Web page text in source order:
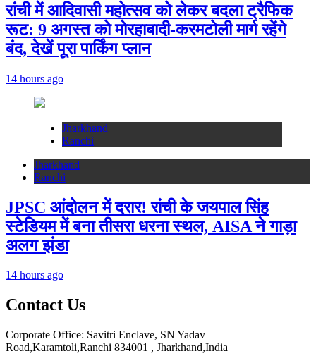
रांची में आदिवासी महोत्सव को लेकर बदला ट्रैफिक
रूट: 9 अगस्त को मोरहाबादी-करमटोली मार्ग रहेंगे
बंद, देखें पूरा पार्किंग प्लान
14 hours ago
Jharkhand
Ranchi
Jharkhand
Ranchi
JPSC आंदोलन में दरार! रांची के जयपाल सिंह
स्टेडियम में बना तीसरा धरना स्थल, AISA ने गाड़ा
अलग झंडा
14 hours ago
Contact Us
Corporate Office: Savitri Enclave, SN Yadav
Road,Karamtoli,Ranchi 834001 , Jharkhand,India